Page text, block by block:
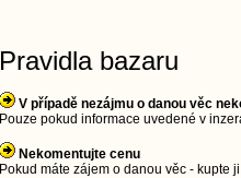
Pravidla bazaru
V případě nezájmu o danou věc
Pouze pokud informace uvedené v
Nekomentujte cenu
Pokud máte zájem o danou věc - kupte